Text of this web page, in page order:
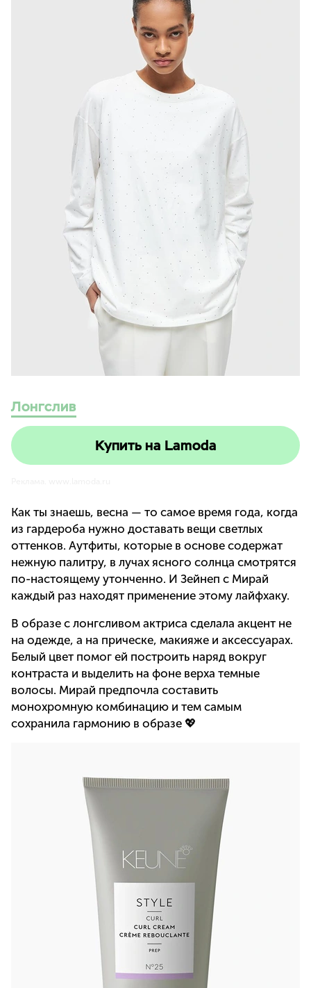
Лонгслив
Купить на Lamoda
Как ты знаешь, весна — то самое время года, когда
из гардероба нужно доставать вещи светлых
оттенков. Аутфиты, которые в основе содержат
нежную палитру, в лучах ясного солнца смотрятся
по-настоящему утонченно. И Зейнеп с Мирай
каждый раз находят применение этому лайфхаку.
В образе с лонгсливом актриса сделала акцент не
на одежде, а на прическе, макияже и аксессуарах.
Белый цвет помог ей построить наряд вокруг
контраста и выделить на фоне верха темные
волосы. Мирай предпочла составить
монохромную комбинацию и тем самым
сохранила гармонию в образе 💖